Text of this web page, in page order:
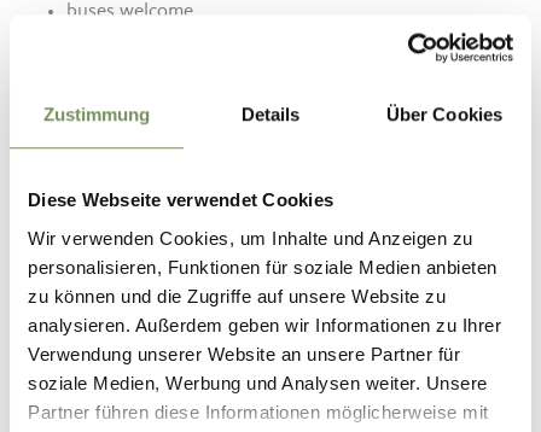
Zustimmung Details Über Cookies
Diese Webseite verwendet Cookies
Wir verwenden Cookies, um Inhalte und Anzeigen zu
personalisieren, Funktionen für soziale Medien anbieten
zu können und die Zugriffe auf unsere Website zu
analysieren. Außerdem geben wir Informationen zu Ihrer
Verwendung unserer Website an unsere Partner für
soziale Medien, Werbung und Analysen weiter. Unsere
Partner führen diese Informationen möglicherweise mit
buses welcome
39025
www.unterstellhof.com
T+39 349 1587982
WAS DE INHOUD NUTTIG VOOR U?